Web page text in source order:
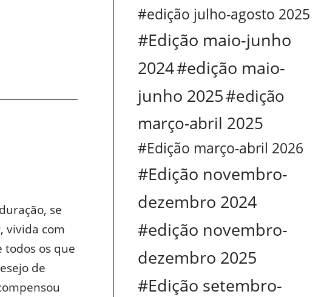
se
vivida com
todos os que
de
#edição julho-agosto 2025
#Edição maio-junho
2024#edição maio-
junho 2025#edição
março-abril 2025
#Edição março-abril 2026
#Edição novembro-
dezembro 2024
#edição novembro-
dezembro 2025
#Edição setembro-